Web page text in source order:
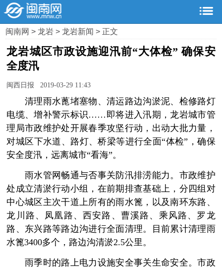
闽南网>龙岩>龙岩新闻> 正文
龙岩城区市政设施迎汛前“大体检” 确保安
全度汛
闽西日报 2019-03-29 11:43
清理雨水蓖堵塞物、清运路边沟淤泥、检修路灯
电缆、增补警示标识……即将进入汛期，龙岩城市管
理局市政维护处开展春季攻坚行动，出动大批力量，
对城区下水道、路灯、桥梁等进行全面“体检”，确保
安全度汛，远离城市“看海”。
雨水管网畅通与否事关防汛排涝能力。市政维护
处成立清淤行动小组，在前期排查基础上，分四组对
中心城区主次干道上所有的雨水篦，以及南环东路、
龙川路、凤凰路、西安路、曹溪路、乘风路、罗龙
路、东兴路等路边沟进行全面清理。目前累计清理雨
水篦3400多个，路边沟清淤2.5公里。
雨季时的路上电力设施安全事关生命安全。市政